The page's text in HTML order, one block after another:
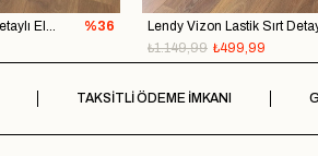
Ersa Ekru T Kol Yandan Bağlama Detaylı Elbise
%36
₺499,99
₺1.149,99
TAKSİTLİ ÖDEME İMKANI